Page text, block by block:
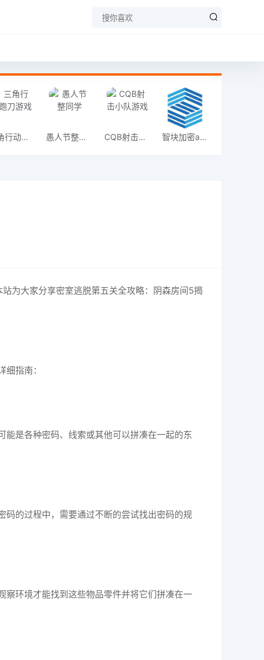
三角行动跑刀游戏 愚人节整同学 CQB射击小队游戏 智块加密app
为大家分享密室逃脱第五关全攻略：阴森房间5揭
指南：
是各种密码、线索或其他可以拼凑在一起的东
码的过程中，需要通过不断的尝试找出密码的规
察环境才能找到这些物品零件并将它们拼凑在一